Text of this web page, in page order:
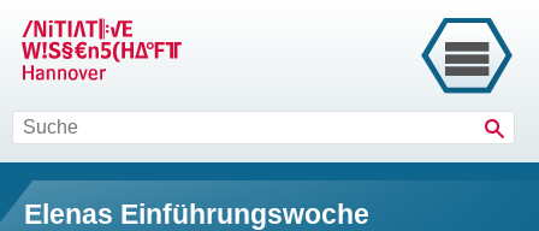
Elenas Einführungswoche